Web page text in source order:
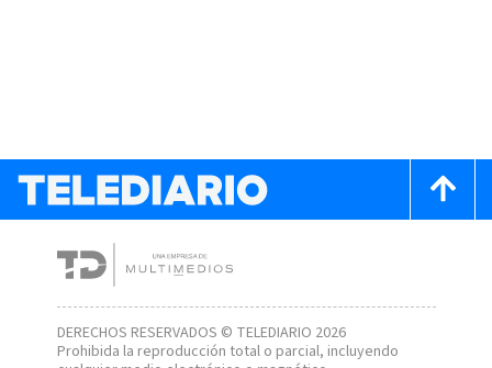
DERECHOS RESERVADOS © TELEDIARIO 2026
Prohibida la reproducción total o parcial, incluyendo